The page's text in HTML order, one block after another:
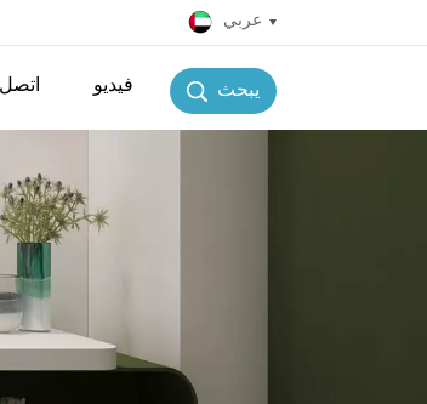
عربي
يبحث اتصل فيديو